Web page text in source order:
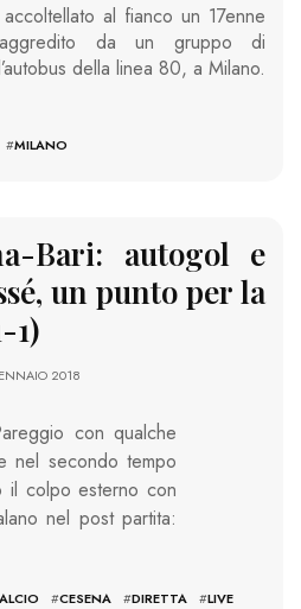
al fianco un 17enne
da un gruppo di
della linea 80, a Milano.
#MILANO
Bari: autogol e
un punto per la
1)
2018
con qualche
nel secondo tempo
il colpo esterno con
nel post partita:
#CESENA #DIRETTA #LIVE